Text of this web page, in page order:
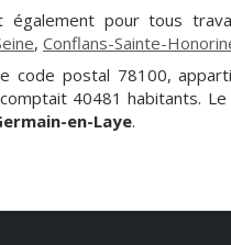
également pour tous
, Conflans-Sainte-
code postal 78100,
40481 habitants.
en-Laye.